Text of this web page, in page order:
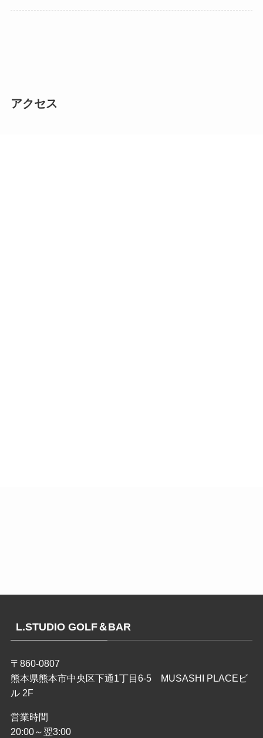
アクセス
L.STUDIO GOLF＆BAR
〒860-0807
熊本県熊本市中央区下通1丁目6-5 MUSASHI PLACEビ
ル 2F
営業時間
20:00～翌3:00